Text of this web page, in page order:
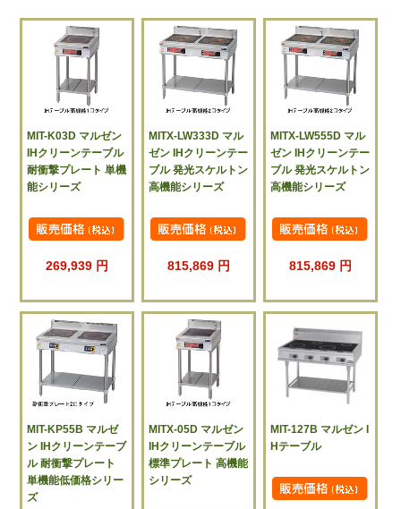
MIT-K03D マルゼン
IHクリーンテーブル
耐衝撃プレート 単機
能シリーズ
269,939 円
MITX-LW333D マル
ゼン IHクリーンテー
ブル 発光スケルトン
高機能シリーズ
815,869 円
MITX-LW555D マル
ゼン IHクリーンテー
ブル 発光スケルトン
高機能シリーズ
815,869 円
MIT-KP55B マルゼ
ン IHクリーンテーブ
ル 耐衝撃プレート
単機能低価格シリー
ズ
MITX-05D マルゼン
IHクリーンテーブル
標準プレート 高機能
シリーズ
MIT-127B マルゼン I
Hテーブル